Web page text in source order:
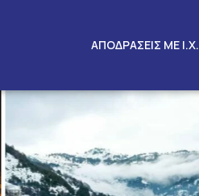
ΑΠΟΔΡΑΣΕΙΣ ΜΕ Ι.Χ.